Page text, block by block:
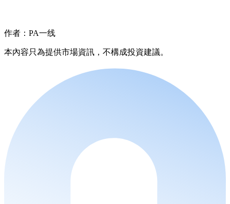
作者：PA一线
本內容只為提供市場資訊，不構成投資建議。